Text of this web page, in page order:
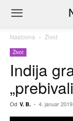
Naslovna Život
Život
Indija
Od V. B. - 4. januar 2019.